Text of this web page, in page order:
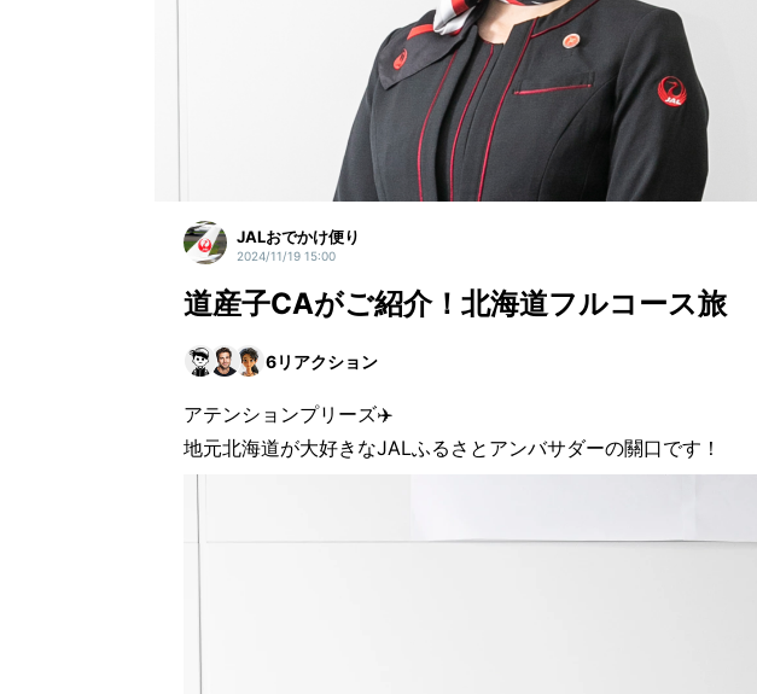
JALおでかけ便り
2024/11/19 15:00
道産子CAがご紹介！北海道フルコース旅
6リアクション
アテンションプリーズ✈️
地元北海道が大好きなJALふるさとアンバサダーの關口です！